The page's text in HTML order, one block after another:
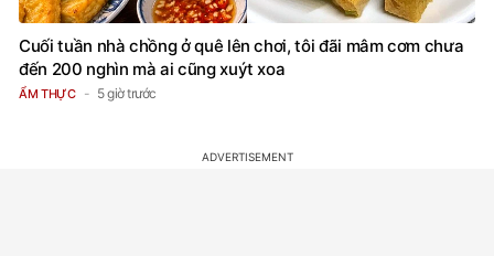
Cuối tuần nhà chồng ở quê lên chơi, tôi đãi mâm cơm chưa
đến 200 nghìn mà ai cũng xuýt xoa
ẨM THỰC 5 giờ trước